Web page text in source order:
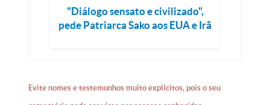
"Diálogo sensato e civilizado",
pede Patriarca Sako aos EUA e Irã
Evite nomes e testemunhos muito explícitos, pois o seu